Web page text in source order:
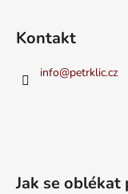
Kontakt
info@petrklic.cz
Jak se